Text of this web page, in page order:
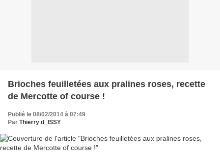
Brioches feuilletées aux pralines roses, recette
de Mercotte of course !
Publié le 08/02/2014 à 07:49
Par Thierry d_ISSY